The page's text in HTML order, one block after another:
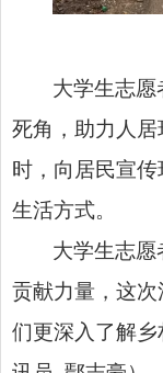
大学生志愿
死角，助力人居
时，向居民宣
生活方式。
大学生志愿
贡献力量，这
们更深入了解